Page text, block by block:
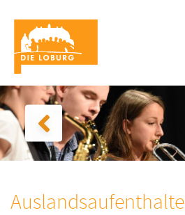
Auslandsaufenthalte